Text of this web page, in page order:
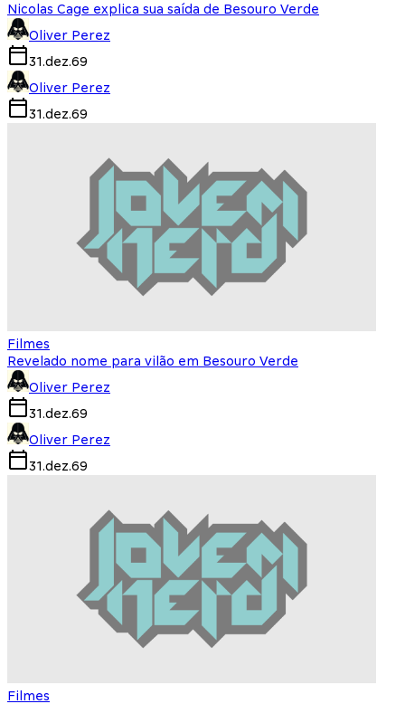
Nicolas Cage explica sua saída de Besouro Verde
Oliver Perez
31.dez.69
Oliver Perez
31.dez.69
Filmes
Revelado nome para vilão em Besouro Verde
Oliver Perez
31.dez.69
Oliver Perez
31.dez.69
Filmes